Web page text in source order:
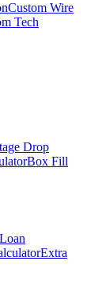
Custom Wire
Tech
Drop
Box Fill
Extra